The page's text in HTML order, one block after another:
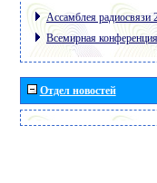
Ассамблея радиосвязи
Всемирная
Отдел новостей